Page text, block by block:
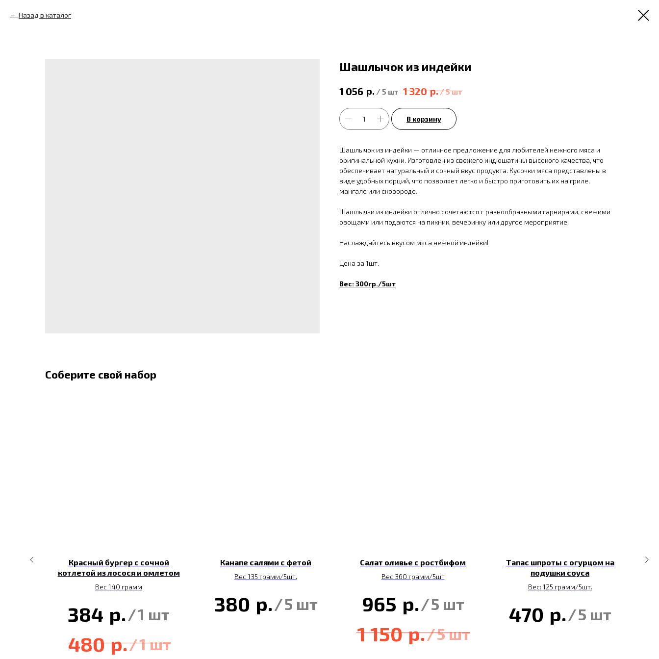
Назад в каталог
Шашлычок из индейки
1 056 р. / 5 шт 1 320 р./5 шт
В корзину
Шашлычок из индейки — отличное предложение для любителей нежного мяса и
оригинальной кухни. Изготовлен из свежего индюшатины высокого качества, что
обеспечивает натуральный и сочный вкус продукта. Кусочки мяса представлены в
виде удобных порций, что позволяет легко и быстро приготовить их на гриле,
мангале или сковороде.
Шашлычки из индейки отлично сочетаются с разнообразными гарнирами, свежими
овощами или подаются на пикник, вечеринку или другое мероприятие.
Наслаждайтесь вкусом мяса нежной индейки!
Цена за 1шт.
Вес: 300гр./5шт
Соберите свой набор
Красный бургер с сочной
котлетой из лосося и омлетом
Вес 140 грамм
384 р./1 шт
480 р./1 шт
Канапе салями с фетой
Вес 135 грамм/5шт.
380 р./5 шт
Салат оливье с ростбифом
Вес 360 грамм/5шт
965 р./5 шт
1 150 р./5 шт
Тапас шпроты с огурцом на
подушки соуса
Вес: 125 грамм/5шт.
470 р./5 шт